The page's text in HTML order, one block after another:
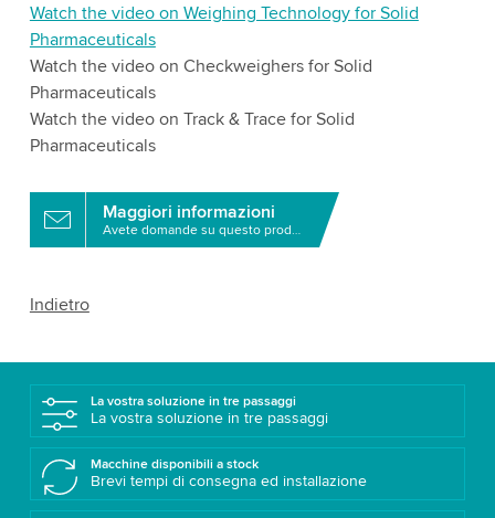
Watch the video on Weighing Technology for Solid
Pharmaceuticals
Watch the video on Checkweighers for Solid
Pharmaceuticals
Watch the video on Track & Trace for Solid
Pharmaceuticals
Maggiori informazioni
Avete domande su questo prodotto?
Indietro
La vostra soluzione in tre passaggi
La vostra soluzione in tre passaggi
Macchine disponibili a stock
Brevi tempi di consegna ed installazione